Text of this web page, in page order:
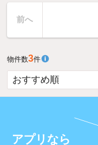
前へ
物件数3件
アプリなら